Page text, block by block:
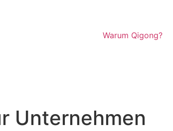
Warum Qigong?
Unternehmen